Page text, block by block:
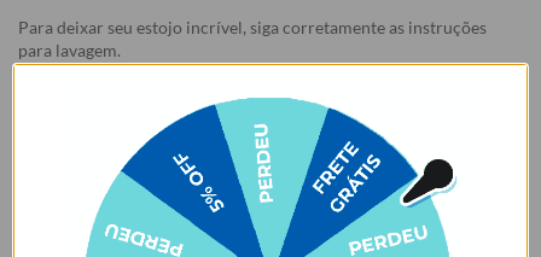
Para deixar seu estojo incrível, siga corretamente as instruções
para lavagem.
- Os nossos produtos personalizados (
estampados ou
customizados com nome/foto
) são feitos especialmente para você,
de acordo com a opção escolhida no momento da compra.
- Isso significa que a produção só começa após a confirmação do
pedido, e o item é criado exclusivamente com a estampa